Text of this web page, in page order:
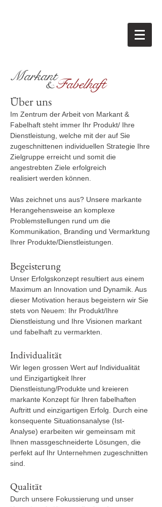
Markant
&Fabelhaft
Über uns
Im Zentrum der Arbeit von Markant &
Fabelhaft steht immer Ihr Produkt/ Ihre
Dienstleistung, welche mit der auf Sie
zugeschnittenen individuellen Strategie Ihre
Zielgruppe erreicht und somit die
angestrebten Ziele erfolgreich
realisiert werden können.
Was zeichnet uns aus? Unsere markante
Herangehensweise an komplexe
Problemstellungen rund um die
Kommunikation, Branding und Vermarktung
Ihrer Produkte/Dienstleistungen.
Begeisterung
Unser Erfolgskonzept resultiert aus einem
Maximum an Innovation und Dynamik. Aus
dieser Motivation heraus begeistern wir Sie
stets von Neuem: Ihr Produkt/Ihre
Dienstleistung und Ihre Visionen markant
und fabelhaft zu vermarkten.
Individualität
Wir legen grossen Wert auf Individualität
und Einzigartigkeit Ihrer
Dienstleistung/Produkte und kreieren
markante Konzept für Ihren fabelhaften
Auftritt und einzigartigen Erfolg. Durch eine
konsequente Situationsanalyse (Ist-
Analyse) erarbeiten wir gemeinsam mit
Ihnen massgeschneiderte Lösungen, die
perfekt auf Ihr Unternehmen zugeschnitten
sind.
Qualität
Durch unsere Fokussierung und unser